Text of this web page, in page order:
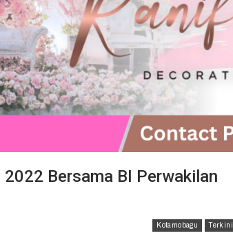
Bersama BI Perwakilan
Kotamobagu Terkini